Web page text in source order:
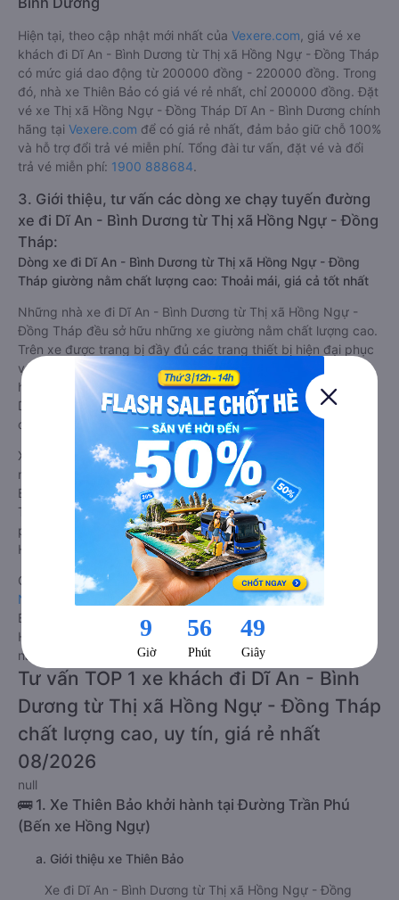
Hiện tại, theo cập nhật mới nhất của Vexere.com , giá vé xe
khách đi Dĩ An - Bình Dương từ Thị xã Hồng Ngự - Đồng Tháp
có mức giá dao động từ 200000 đồng - 220000 đồng. Trong
đó, nhà xe Thiên Bảo có giá vé rẻ nhất, chỉ 200000 đồng. Đặt
vé xe Thị xã Hồng Ngự - Đồng Tháp Dĩ An - Bình Dương chính
hãng tại Vexere.com để có giá rẻ nhất, đảm bảo giữ chỗ 100%
và hỗ trợ đổi trả vé miễn phí. Tổng đài tư vấn, đặt vé và đổi
trả vé miễn phí: 1900 888684.
3. Giới thiệu, tư vấn các dòng xe chạy tuyến đường
xe đi Dĩ An - Bình Dương từ Thị xã Hồng Ngự - Đồng
Tháp:
Dòng xe đi Dĩ An - Bình Dương từ Thị xã Hồng Ngự - Đồng
Tháp giường nằm chất lượng cao: Thoải mái, giá cả tốt nhất
Những nhà xe đi Dĩ An - Bình Dương từ Thị xã Hồng Ngự -
Đồng Tháp đều sở hữu những xe giường nằm chất lượng cao.
Trên xe được trang bị đầy đủ các trang thiết bị hiện đại phục
vụ cho nhu cầu di chuyển của hành khách. Bên cạnh đó, các
hãng xe khách Thị xã Hồng Ngự - Đồng Tháp Dĩ An - Bình
Dương luôn chú trọng đến chất lượng dịch vụ, không ngừng
cải thiện để mang đến trải nghiệm hoàn hảo cho hành khách.
Xe Thị xã Hồng Ngự - Đồng Tháp Dĩ An - Bình Dương giường
nằm tốt nhất: Xe từ Thị xã Hồng Ngự - Đồng Tháp đi Dĩ An -
Bình Dương giường nằm được đánh giá chung chất lượng
Trung bình với điểm đánh giá trung bình từ 1.7/5 dựa trên 26
phản hồi của hành khách Xe về Dĩ An - Bình Dương từ Thị xã
Hồng Ngự - Đồng Tháp.
Giá vé
xe giường nằm đi Dĩ An - Bình Dương từ Thị xã Hồng
Ngự - Đồng Tháprẻ nhất là 200000VND của hãng xe Thiên
Bảo. Tùy thuộc vào chương trình khuyến mãi, giá vé Xe Thị xã
Hồng Ngự - Đồng Tháp đi Dĩ An - Bình Dương giường nằm
này có thể sẽ rẻ hơn.
Tư vấn TOP 1 xe khách đi Dĩ An - Bình
Dương từ Thị xã Hồng Ngự - Đồng Tháp
chất lượng cao, uy tín, giá rẻ nhất
08/2026
null
🚌 1. Xe Thiên Bảo khởi hành tại Đường Trần Phú
(Bến xe Hồng Ngự)
a. Giới thiệu xe Thiên Bảo
Xe đi Dĩ An - Bình Dương từ Thị xã Hồng Ngự - Đồng